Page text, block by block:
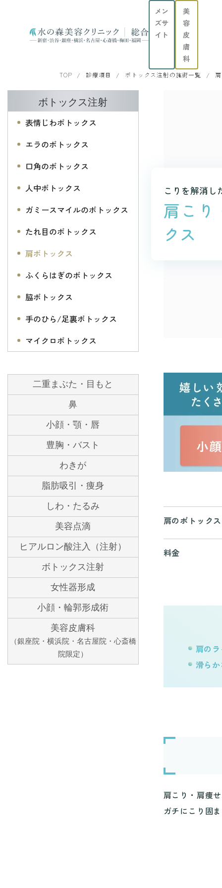
メン
ズサ
イト
美
容
皮
膚
科
TOP 診療項目 ボトックス注射の施術一覧
ボトックス注射
表情じわボトックス
エラのボトックス
口角のボトックス
人中ボトックス
ガミースマイルのボトックス
たれ目のボトックス
肩ボトックス
ふくらはぎのボトックス
脇ボトックス
手のひら/足裏ボトックス
マイクロボトックス
二重まぶた・目もと
鼻
小顔・顎・唇
豊胸・バスト
わきが
脂肪吸引・痩身
しわ・たるみ
美容点滴
ヒアルロン酸注入（注射）
ボトックス注射
女性器形成
小顔・輪郭形成術
美容皮膚科
（銀座院・横浜院・名古屋院・心斎橋
院限定）
こりを解消し
肩こり
クス
肩のボトックス
料金
肩の
滑ら
肩こり・肩痩
ガチにこり固